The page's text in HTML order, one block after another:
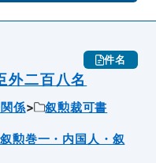
件名
外二百八名
係
叙勲裁可書
勲巻一・内国人・叙